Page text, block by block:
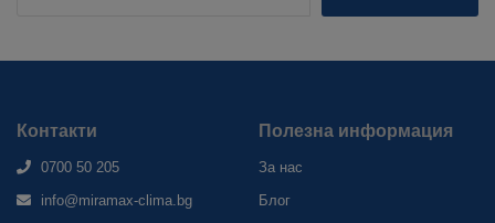
Контакти
0700 50 205
info@miramax-clima.bg
Полезна информация
За нас
Блог